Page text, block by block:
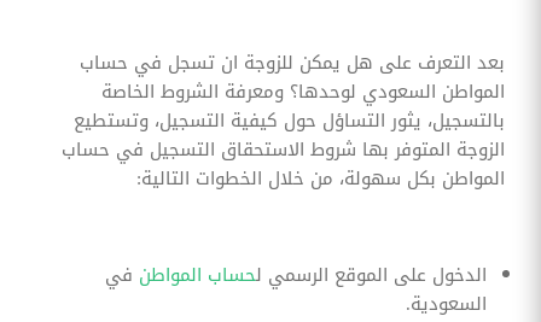
بعد التعرف على هل يمكن للزوجة ان تسجل في حساب
المواطن السعودي لوحدها؟ ومعرفة الشروط الخاصة
بالتسجيل، يثور التساؤل حول كيفية التسجيل، وتستطيع
الزوجة المتوفر بها شروط الاستحقاق التسجيل في حساب
المواطن بكل سهولة، من خلال الخطوات التالية:
الدخول على الموقع الرسمي لحساب المواطن في
السعودية.